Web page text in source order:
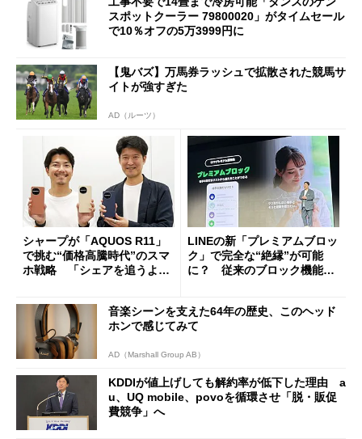
スポットクーラー 79800020」がタイムセール
で10％オフの5万3999円に
【鬼バズ】万馬券ラッシュで拡散された競馬サ
イトが強すぎた
AD（ルーツ）
シャープが「AQUOS R11」
で挑む“価格高騰時代”のスマ
ホ戦略 「シェアを追うより
LINEの新「プレミアムブロッ
ク」で完全な“絶縁”が可能
に？ 従来のブロック機能と
音楽シーンを支えた64年の歴史、このヘッド
ホンで感じてみて
AD（Marshall Group AB）
KDDIが値上げしても解約率が低下した理由 a
u、UQ mobile、povoを循環させ「脱・販促
費競争」へ